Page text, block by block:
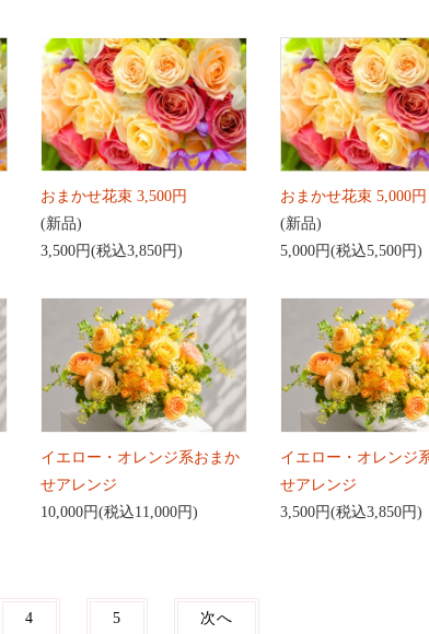
おまかせ花束 3,500円
(新品)
3,500円(税込3,850円)
おまかせ花束 5,000円
(新品)
5,000円(税込5,500円)
イエロー・オレンジ系おまか
せアレンジ
10,000円(税込11,000円)
イエロー・オレンジ
せアレンジ
3,500円(税込3,850円)
4 5 次へ